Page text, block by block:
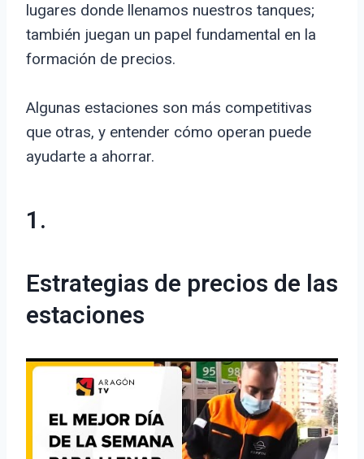
lugares donde llenamos nuestros tanques;
también juegan un papel fundamental en la
formación de precios.
Algunas estaciones son más competitivas
que otras, y entender cómo operan puede
ayudarte a ahorrar.
1.
Estrategias de precios de las
estaciones